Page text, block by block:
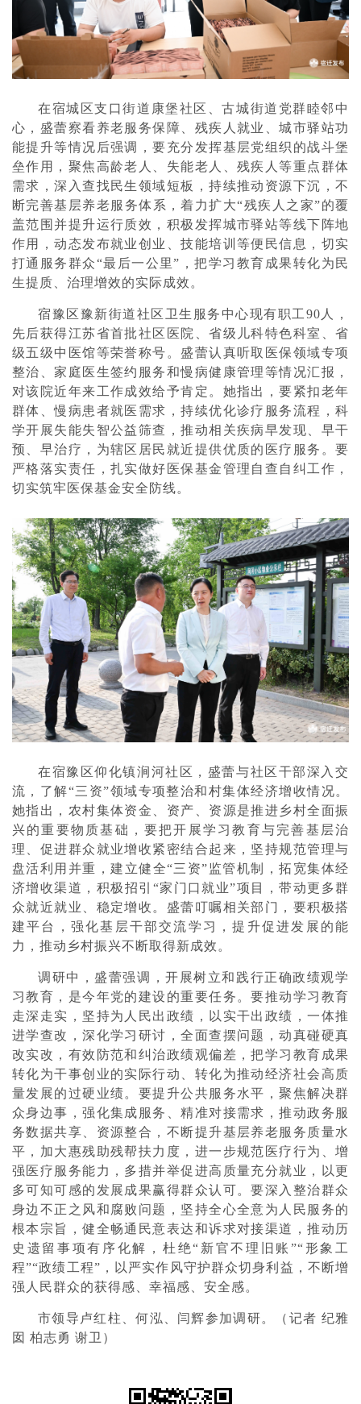
在宿城区支口街道康堡社区、古城街道党群睦邻中
心，盛蕾察看养老服务保障、残疾人就业、城市驿站功
能提升等情况后强调，要充分发挥基层党组织的战斗堡
垒作用，聚焦高龄老人、失能老人、残疾人等重点群体
需求，深入查找民生领域短板，持续推动资源下沉，不
断完善基层养老服务体系，着力扩大“残疾人之家”的覆
盖范围并提升运行质效，积极发挥城市驿站等线下阵地
作用，动态发布就业创业、技能培训等便民信息，切实
打通服务群众“最后一公里”，把学习教育成果转化为民
生提质、治理增效的实际成效。
宿豫区豫新街道社区卫生服务中心现有职工90人，
先后获得江苏省首批社区医院、省级儿科特色科室、省
级五级中医馆等荣誉称号。盛蕾认真听取医保领域专项
整治、家庭医生签约服务和慢病健康管理等情况汇报，
对该院近年来工作成效给予肯定。她指出，要紧扣老年
群体、慢病患者就医需求，持续优化诊疗服务流程，科
学开展失能失智公益筛查，推动相关疾病早发现、早干
预、早治疗，为辖区居民就近提供优质的医疗服务。要
严格落实责任，扎实做好医保基金管理自查自纠工作，
切实筑牢医保基金安全防线。
在宿豫区仰化镇涧河社区，盛蕾与社区干部深入交
流，了解“三资”领域专项整治和村集体经济增收情况。
她指出，农村集体资金、资产、资源是推进乡村全面振
兴的重要物质基础，要把开展学习教育与完善基层治
理、促进群众就业增收紧密结合起来，坚持规范管理与
盘活利用并重，建立健全“三资”监管机制，拓宽集体经
济增收渠道，积极招引“家门口就业”项目，带动更多群
众就近就业、稳定增收。盛蕾叮嘱相关部门，要积极搭
建平台，强化基层干部交流学习，提升促进发展的能
力，推动乡村振兴不断取得新成效。
调研中，盛蕾强调，开展树立和践行正确政绩观学
习教育，是今年党的建设的重要任务。要推动学习教育
走深走实，坚持为人民出政绩，以实干出政绩，一体推
进学查改，深化学习研讨，全面查摆问题，动真碰硬真
改实改，有效防范和纠治政绩观偏差，把学习教育成果
转化为干事创业的实际行动、转化为推动经济社会高质
量发展的过硬业绩。要提升公共服务水平，聚焦解决群
众身边事，强化集成服务、精准对接需求，推动政务服
务数据共享、资源整合，不断提升基层养老服务质量水
平，加大惠残助残帮扶力度，进一步规范医疗行为、增
强医疗服务能力，多措并举促进高质量充分就业，以更
多可知可感的发展成果赢得群众认可。要深入整治群众
身边不正之风和腐败问题，坚持全心全意为人民服务的
根本宗旨，健全畅通民意表达和诉求对接渠道，推动历
史遗留事项有序化解，杜绝“新官不理旧账”“形象工
程”“政绩工程”，以严实作风守护群众切身利益，不断增
强人民群众的获得感、幸福感、安全感。
市领导卢红柱、何泓、闫辉参加调研。（记者 纪雅
囡 柏志勇 谢卫）